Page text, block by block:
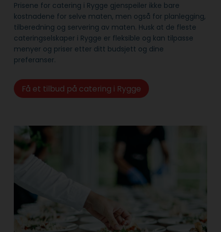
Prisene for catering i Rygge gjenspeiler ikke bare
kostnadene for selve maten, men også for planlegging,
tilberedning og servering av maten. Husk at de fleste
cateringselskaper i Rygge er fleksible og kan tilpasse
menyer og priser etter ditt budsjett og dine
preferanser.
Få et tilbud på catering i Rygge